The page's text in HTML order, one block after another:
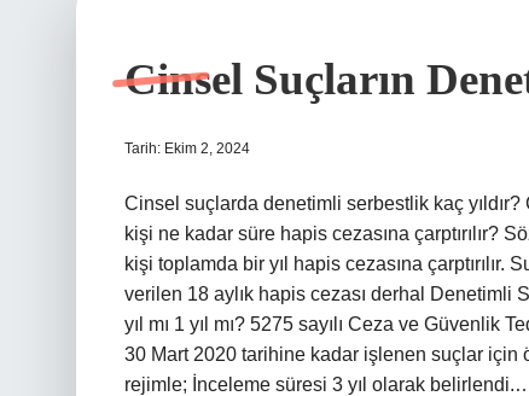
Cinsel Suçların
Tarih: Ekim 2, 2024
Cinsel suçlarda denetimli serbestlik kaç yıldır?
kişi ne kadar süre hapis cezasına çarptırılır?
kişi toplamda bir yıl hapis cezasına
verilen 18 aylık hapis cezası derhal Denetimli
yıl mı 1 yıl mı? 5275 sayılı Ceza ve Güvenlik
30 Mart 2020 tarihine kadar işlenen suçlar
rejimle; İnceleme süresi 3 yıl olarak